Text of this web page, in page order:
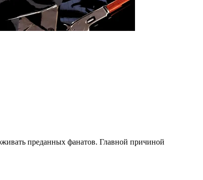
преданных фанатов. Главной причиной